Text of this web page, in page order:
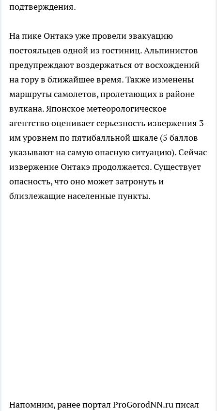
подтверждения.
На пике Онтакэ уже провели эвакуацию
постояльцев одной из гостиниц. Альпинистов
предупреждают воздержаться от восхождений
на гору в ближайшее время. Также изменены
маршруты самолетов, пролетающих в районе
вулкана. Японское метеорологическое
агентство оценивает серьезность извержения 3-
им уровнем по пятибалльной шкале (5 баллов
указывают на самую опасную ситуацию). Сейчас
извержение Онтакэ продолжается. Существует
опасность, что оно может затронуть и
близлежащие населенные пункты.
Напомним, ранее портал ProGorodNN.ru писал